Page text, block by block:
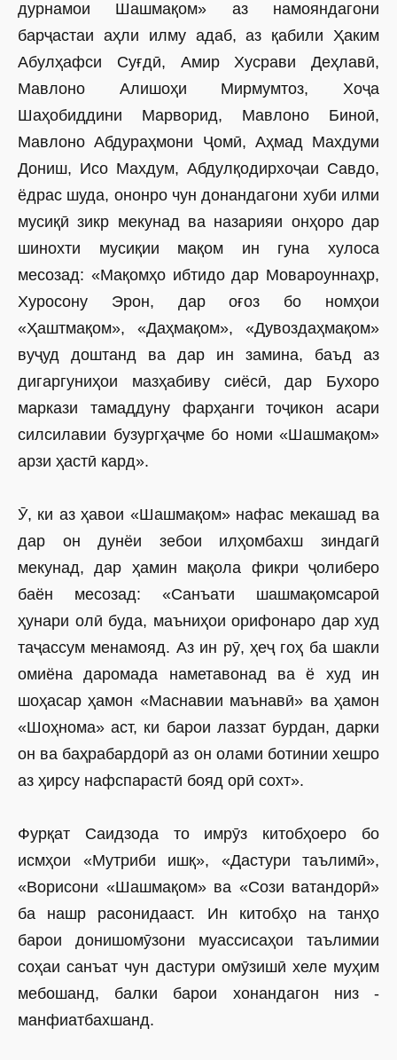
дурнамои Шашмақом» аз намояндагони
барҷастаи аҳли илму адаб, аз қабили Ҳаким
Абулҳафси Суғдӣ, Амир Хусрави Деҳлавӣ,
Мавлоно Алишоҳи Мирмумтоз, Хоҷа
Шаҳобиддини Марворид, Мавлоно Биноӣ,
Мавлоно Абдураҳмони Ҷомӣ, Аҳмад Махдуми
Дониш, Исо Махдум, Абдулқодирхоҷаи Савдо,
ёдрас шуда, ононро чун донандагони хуби илми
мусиқӣ зикр мекунад ва назарияи онҳоро дар
шинохти мусиқии мақом ин гуна хулоса
месозад: «Мақомҳо ибтидо дар Мовароуннаҳр,
Хуросону Эрон, дар оғоз бо номҳои
«Ҳаштмақом», «Даҳмақом», «Дувоздаҳмақом»
вуҷуд доштанд ва дар ин замина, баъд аз
дигаргуниҳои мазҳабиву ­сиёсӣ, дар Бухоро
маркази тамаддуну фарҳанги тоҷикон асари
силсилавии бузургҳаҷме бо номи «Шашмақом»
арзи ҳастӣ кард».
Ӯ, ки аз ҳавои «Шашмақом» нафас мекашад ва
дар он дунёи зебои илҳомбахш зиндагӣ
мекунад, дар ҳамин мақола фикри ҷолиберо
баён месозад: «Санъати шашмақомсароӣ
ҳунари олӣ буда, маъниҳои орифонаро дар худ
таҷассум менамояд. Аз ин рӯ, ҳеҷ гоҳ ба шакли
омиёна даромада наметавонад ва ё худ ин
шоҳасар ҳамон «Маснавии маънавӣ» ва ҳамон
«Шоҳнома» аст, ки барои лаззат бурдан, дарки
он ва баҳрабардорӣ аз он олами ботинии хешро
аз ҳирсу нафспарастӣ бояд орӣ сохт».
Фурқат Саидзода то имрӯз китобҳоеро бо
исмҳои «Мутриби ишқ», «Дастури таълимӣ»,
«Ворисони «Шашмақом» ва «Сози ватандорӣ»
ба нашр расонидааст. Ин китобҳо на танҳо
барои донишомӯзони муассисаҳои таълимии
соҳаи санъат чун дастури омӯзишӣ хеле муҳим
мебошанд, балки барои хонандагон низ ­
манфиатбахшанд.